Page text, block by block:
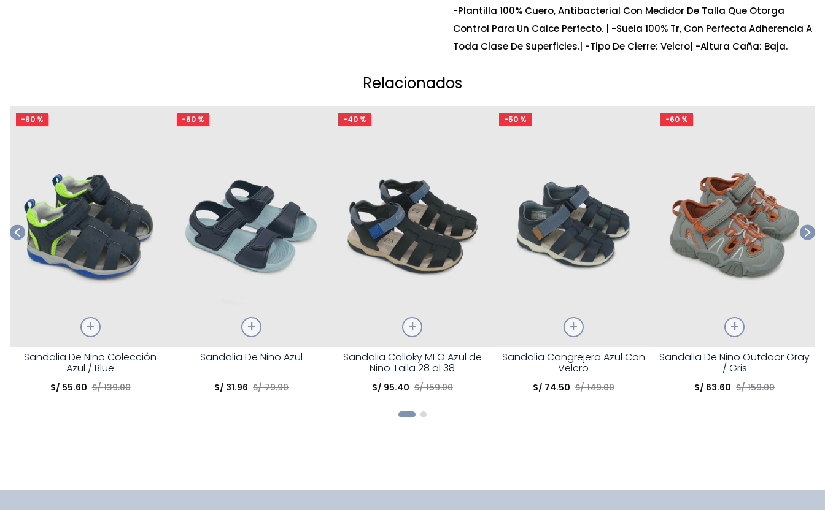
-Plantilla 100% Cuero, Antibacterial Con Medidor De Talla Que Otorga
Control Para Un Calce Perfecto. | -Suela 100% Tr, Con Perfecta Adherencia A
Toda Clase De Superficies.| -Tipo De Cierre: Velcro| -Altura Caña: Baja.
Relacionados
-60 %
Talla
Elige una opción
Sandalia De Niño Colección
Azul / Blue
S/ 55.60 S/ 139.00
-60 %
Sandalia De Niño Azul
S/ 31.96 S/ 79.90
-40 %
Talla
Elige una opción
Sandalia Colloky MFO Azul de
Niño Talla 28 al 38
S/ 95.40 S/ 159.00
-50 %
Talla
Elige una opción
Sandalia Cangrejera Azul Con
Velcro
S/ 74.50 S/ 149.00
-60 %
Talla
Elige una opción
Sandalia De Niño Outdoor Gray
/ Gris
S/ 63.60 S/ 159.00